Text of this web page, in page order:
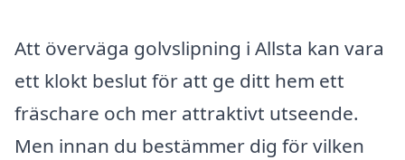
Att överväga golvslipning i Allsta kan vara
ett klokt beslut för att ge ditt hem ett
fräschare och mer attraktivt utseende.
Men innan du bestämmer dig för vilken